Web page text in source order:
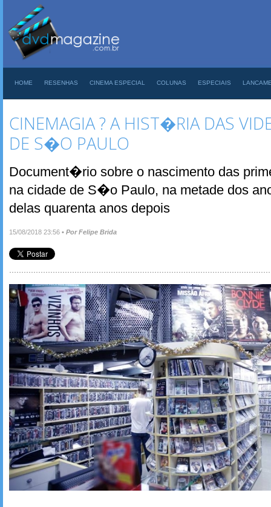
HOME RESENHAS CINEMA ESPECIAL COLUNAS ESPECIAIS
CINEMAGIA ? A HIST�RIA DAS
DE S�O PAULO
Document�rio sobre o nascimento das
na cidade de S�o Paulo, na metade dos
delas quarenta anos depois
15/08/2018 23:56 • Por Felipe Brida